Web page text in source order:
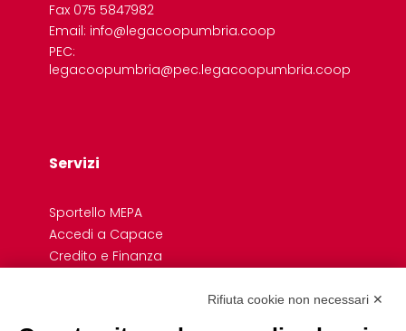
Fax 075 5847982
Email: info@legacoopumbria.coop
PEC:
legacoopumbria@pec.legacoopumbria.coop
Servizi
Sportello MEPA
Accedi a Capace
Credito e Finanza
Rifiuta cookie non necessari ✕